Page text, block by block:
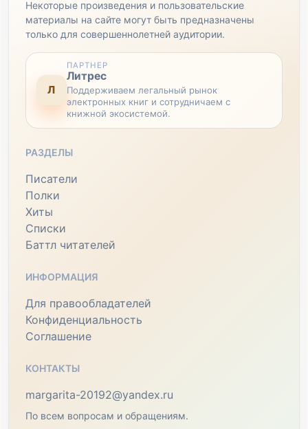
Некоторые произведения и пользовательские
материалы на сайте могут быть предназначены
только для совершеннолетней аудитории.
Л
ПАРТНЕР
Литрес
Поддерживаем легальный рынок
электронных книг и сотрудничаем с
книжной экосистемой.
РАЗДЕЛЫ
Писатели
Полки
Хиты
Списки
Баттл читателей
ИНФОРМАЦИЯ
Для правообладателей
Конфиденциальность
Соглашение
КОНТАКТЫ
margarita-20192@yandex.ru
По всем вопросам и обращениям.